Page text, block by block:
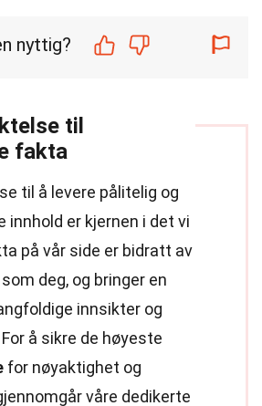
nyttig?
til
fakta
til å levere pålitelig og
innhold er kjernen i det vi
på vår side er bidratt av
deg, og bringer en
innsikter og
å sikre de høyeste
for nøyaktighet og
våre dedikerte